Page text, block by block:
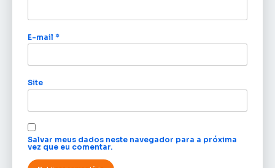
E-mail *
Site
Salvar meus dados neste navegador para a próxima
vez que eu comentar.